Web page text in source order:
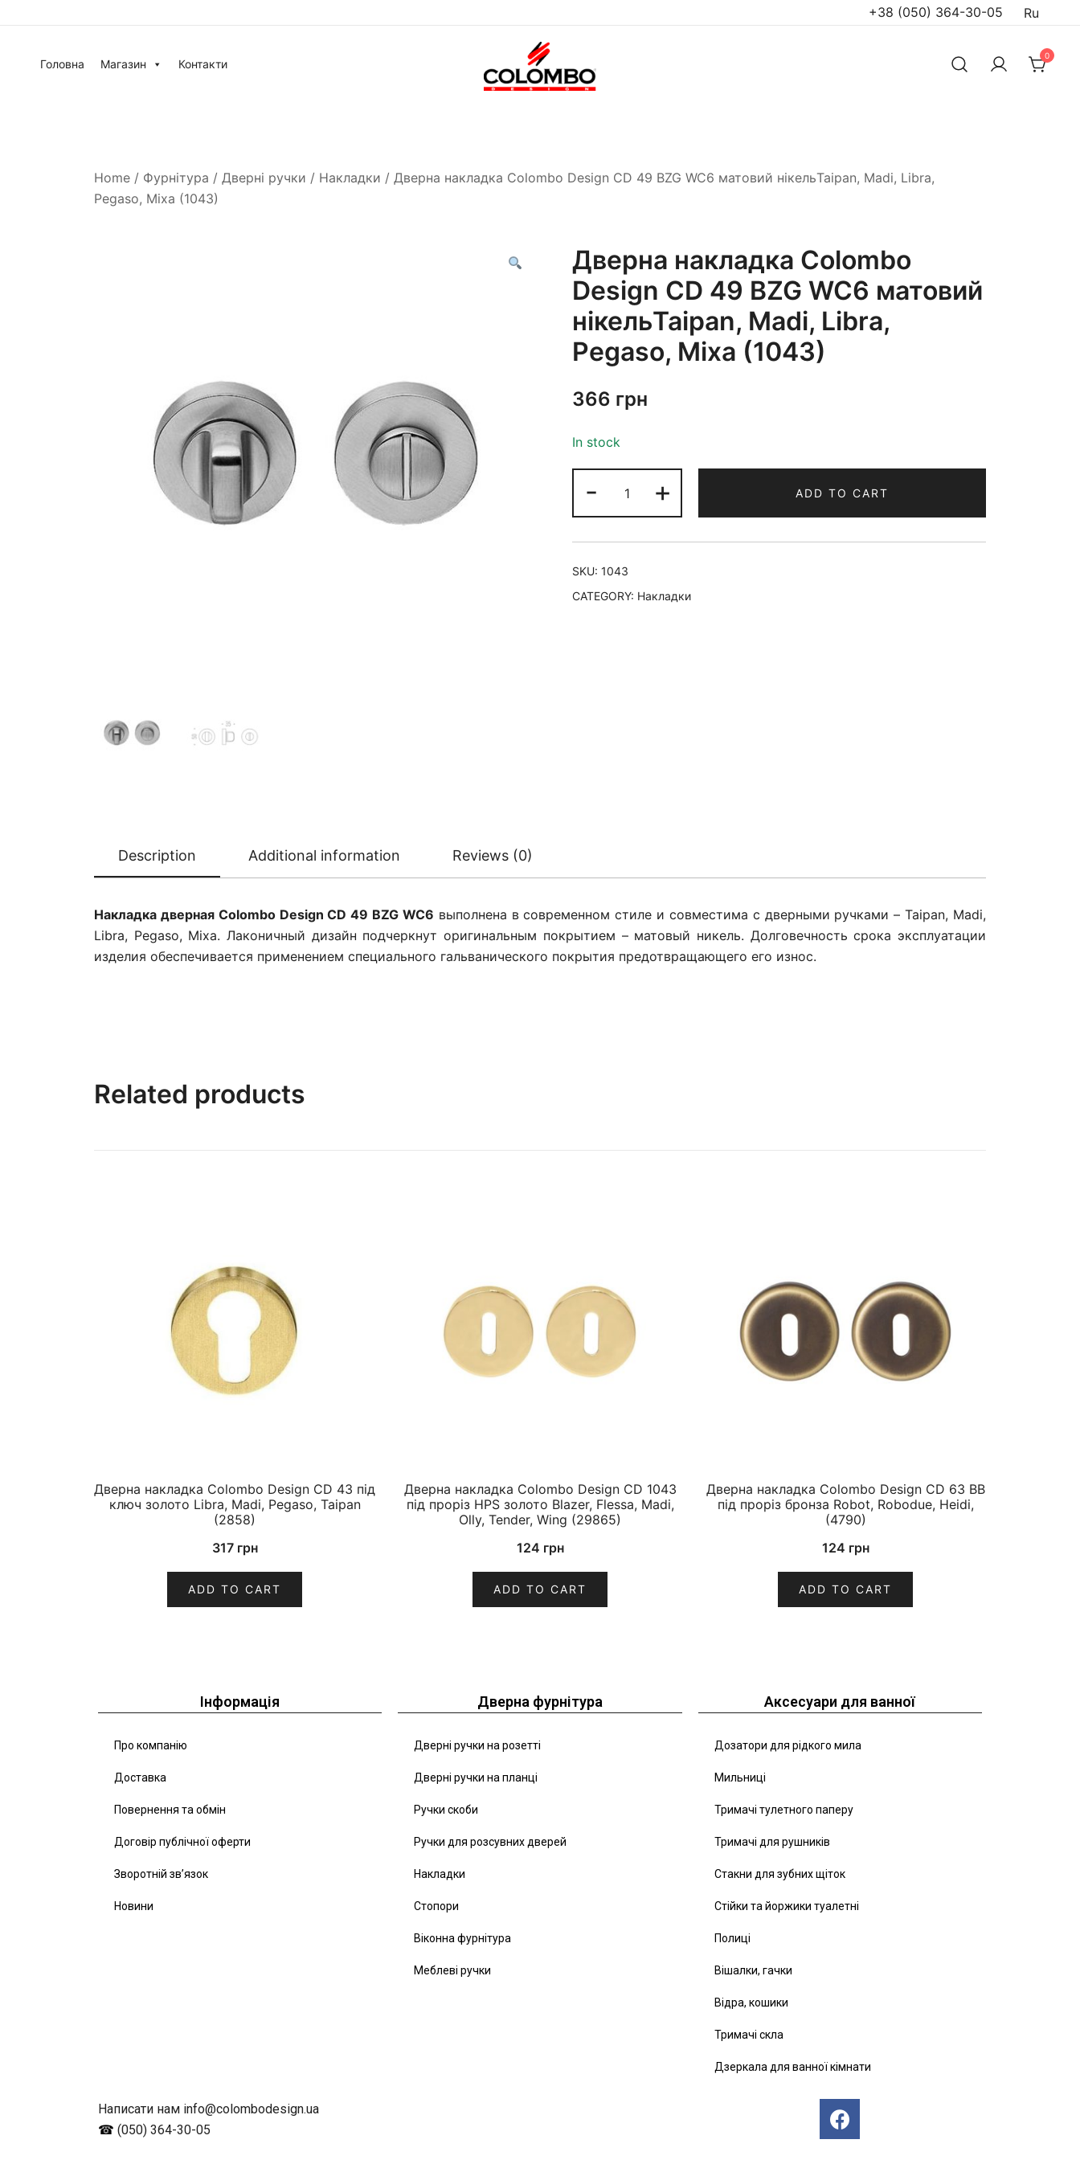
+38 (050) 364-30-05 Ru
Головна Магазин Контакти
0
Home / Фурнітура / Дверні ручки / Накладки / Дверна накладка Colombo Design CD 49 BZG WC6 матовий нікельTaipan, Madi, Libra,
Pegaso, Mixa (1043)
Дверна накладка Colombo
Design CD 49 BZG WC6 матовий
нікельTaipan, Madi, Libra,
Pegaso, Mixa (1043)
366 грн
In stock
- + ADD TO CART
SKU: 1043
CATEGORY: Накладки
Description Additional information Reviews (0)
Накладка дверная Colombo Design CD 49 BZG WC6 выполнена в современном стиле и совместима с дверными ручками – Taipan, Madi,
Libra, Pegaso, Mixa. Лаконичный дизайн подчеркнут оригинальным покрытием – матовый никель. Долговечность срока эксплуатации
изделия обеспечивается применением специального гальванического покрытия предотвращающего его износ.
Related products
Дверна накладка Colombo Design CD 43 під
ключ золото Libra, Madi, Pegaso, Taipan
(2858)
317 грн
ADD TO CART
Дверна накладка Colombo Design CD 1043
під проріз HPS золото Blazer, Flessa, Madi,
Olly, Tender, Wing (29865)
124 грн
ADD TO CART
Дверна накладка Colombo Design CD 63 BB
під проріз бронза Robot, Robodue, Heidi,
(4790)
124 грн
ADD TO CART
Інформація
Про компанію
Доставка
Повернення та обмін
Договір публічної оферти
Зворотній зв’язок
Новини
Дверна фурнітура
Дверні ручки на розетті
Дверні ручки на планці
Ручки скоби
Ручки для розсувних дверей
Накладки
Стопори
Віконна фурнітура
Меблеві ручки
Аксесуари для ванної
Дозатори для рідкого мила
Мильниці
Тримачі тулетного паперу
Тримачі для рушників
Стакни для зубних щіток
Стійки та йоржики туалетні
Полиці
Вішалки, гачки
Відра, кошики
Тримачі скла
Дзеркала для ванної кімнати
Написати нам info@colombodesign.ua
☎ (050) 364-30-05